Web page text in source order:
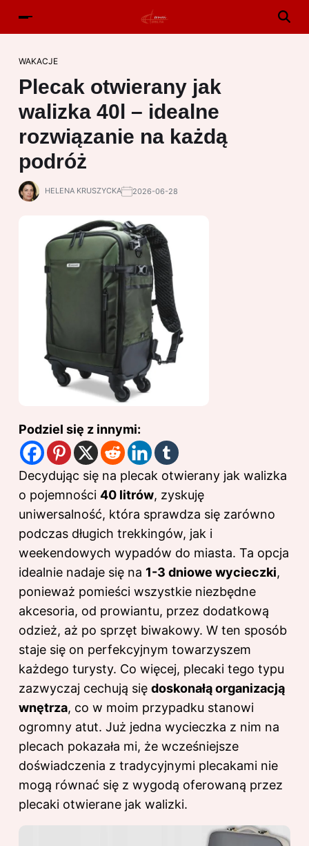
WAKACJE
Plecak otwierany jak
walizka 40l – idealne
rozwiązanie na każdą
podróż
HELENA KRUSZYCKA 2026-06-28
Podziel się z innymi:
Decydując się na plecak otwierany jak walizka
o pojemności 40 litrów, zyskuję
uniwersalność, która sprawdza się zarówno
podczas długich trekkingów, jak i
weekendowych wypadów do miasta. Ta opcja
idealnie nadaje się na 1-3 dniowe wycieczki,
ponieważ pomieści wszystkie niezbędne
akcesoria, od prowiantu, przez dodatkową
odzież, aż po sprzęt biwakowy. W ten sposób
staje się on perfekcyjnym towarzyszem
każdego turysty. Co więcej, plecaki tego typu
zazwyczaj cechują się doskonałą organizacją
wnętrza, co w moim przypadku stanowi
ogromny atut. Już jedna wycieczka z nim na
plecach pokazała mi, że wcześniejsze
doświadczenia z tradycyjnymi plecakami nie
mogą równać się z wygodą oferowaną przez
plecaki otwierane jak walizki.